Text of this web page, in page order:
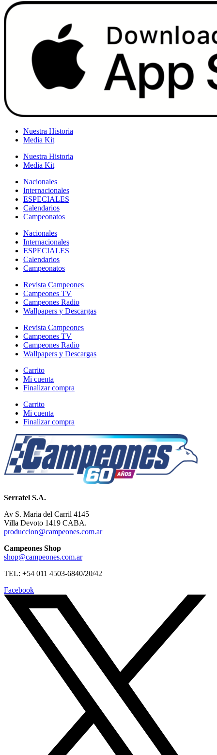
Nuestra Historia
Media Kit
Nuestra Historia
Media Kit
Nacionales
Internacionales
ESPECIALES
Calendarios
Campeonatos
Nacionales
Internacionales
ESPECIALES
Calendarios
Campeonatos
Revista Campeones
Campeones TV
Campeones Radio
Wallpapers y Descargas
Revista Campeones
Campeones TV
Campeones Radio
Wallpapers y Descargas
Carrito
Mi cuenta
Finalizar compra
Carrito
Mi cuenta
Finalizar compra
Serratel S.A.
Av S. Maria del Carril 4145
Villa Devoto 1419 CABA.
produccion@campeones.com.ar
Campeones Shop
shop@campeones.com.ar
TEL: +54 011 4503-6840/20/42
Facebook